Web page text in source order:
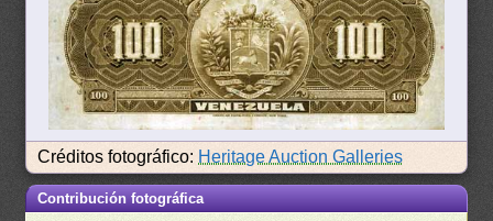
Créditos fotográfico: Heritage Auction Galleries
Contribución fotográfica